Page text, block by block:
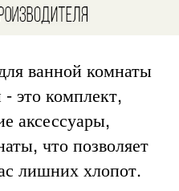
ванной комнаты
это комплект,
аксессуары,
что позволяет
лишних хлопот.